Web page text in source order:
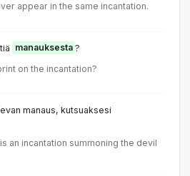
appear in the same incantation.
manauksesta ?
on the incantation?
manaus, kutsuaksesi
an incantation summoning the devil